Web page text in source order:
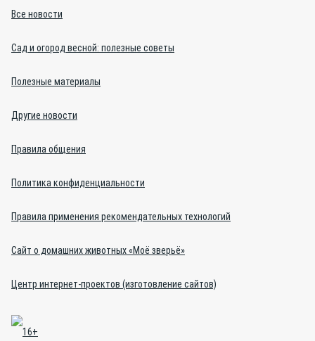
Все новости
Сад и огород весной: полезные советы
Полезные материалы
Другие новости
Правила общения
Политика конфиденциальности
Правила применения рекомендательных технологий
Сайт о домашних животных «Моё зверьё»
Центр интернет-проектов (изготовление сайтов)